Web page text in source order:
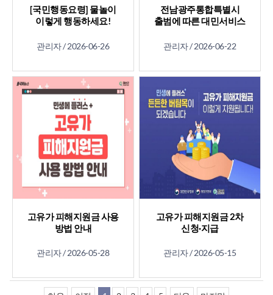
[국민행동요령] 물놀이
이렇게 행동하세요!
관리자 /2026-06-26
전남광주통합특별시
출범에 따른 대민서비스
관리자 /2026-06-22
고유가 피해지원금 사용
방법 안내
관리자 /2026-05-28
고유가 피해지원금 2차
신청·지급
관리자 /2026-05-15